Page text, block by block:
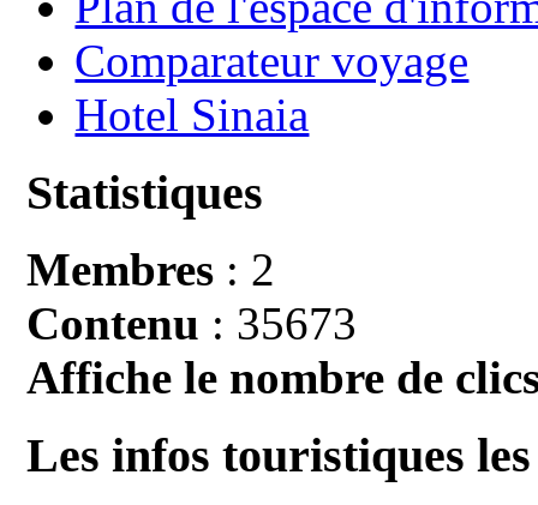
Comparateur voyage
Hotel Sinaia
Statistiques
Membres : 2
Contenu : 35673
Affiche le nombre de
Les infos touristiques